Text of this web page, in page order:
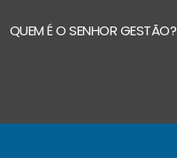
QUEM É O SENHOR GESTÃO?